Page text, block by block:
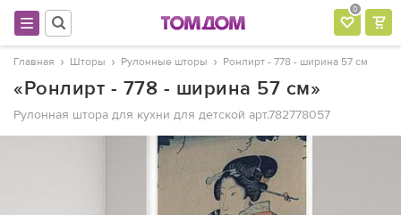
0
Главная Шторы Рулонные шторы Ронлирт - 778 - ширина 57 см
«Ронлирт - 778 - ширина 57 см»
Рулонная штора для кухни для детской арт.782778057